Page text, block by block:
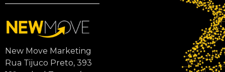
New Move Marketing
Rua Tijuco Preto, 393